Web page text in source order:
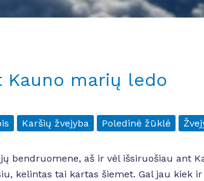
Kauno marių ledo
Karšių žvejyba Poledinė žūklė
bendruomene, aš ir vėl išsiruošiau ant
kelintas tai kartas šiemet. Gal jau kiek